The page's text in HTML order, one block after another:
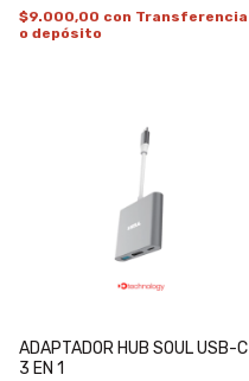
$9.000,00 con Transferencia
o depósito
ADAPTADOR HUB SOUL USB-C
3 EN 1